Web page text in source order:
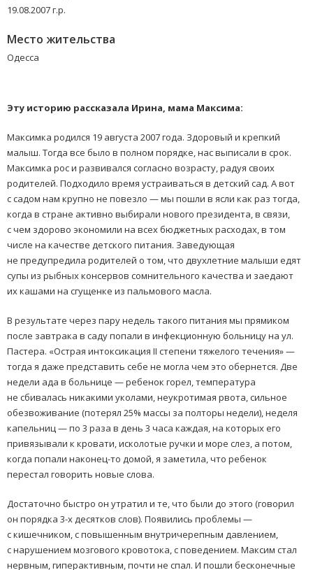
19.08.2007 г.р.
Место жительства
Одесса
Эту историю рассказала Ирина, мама Максима:
Максимка родился 19 августа 2007 года. Здоровый и крепкий
малыш. Тогда все было в полном порядке, нас выписали в срок.
Максимка рос и развивался согласно возрасту, радуя своих
родителей. Подходило время устраиваться в детский сад. А вот
с садом нам крупно не повезло — мы пошли в ясли как раз тогда,
когда в стране активно выбирали нового президента, в связи,
с чем здорово экономили на всех бюджетных расходах, в том
числе на качестве детского питания. Заведующая
не предупредила родителей о том, что двухлетние малыши едят
супы из рыбных консервов сомнительного качества и заедают
их кашами на сгущенке из пальмового масла.
В результате через пару недель такого питания мы прямиком
после завтрака в саду попали в инфекционную больницу на ул.
Пастера. «Острая интоксикация II степени тяжелого течения» —
тогда я даже представить себе не могла чем это обернется. Две
недели ада в больнице — ребенок горел, температура
не сбивалась никакими уколами, неукротимая рвота, сильное
обезвоживание (потерял 25% массы за полторы недели), неделя
капельниц — по 3 раза в день 3 часа каждая, на которых его
привязывали к кровати, исколотые ручки и море слез, а потом,
когда попали наконец-то домой, я заметила, что ребенок
перестал говорить новые слова.
Достаточно быстро он утратил и те, что были до этого (говорил
он порядка 3-х десятков слов). Появились проблемы —
с кишечником, с повышенным внутричерепным давлением,
с нарушением мозгового кровотока, с поведением. Максим стал
нервным, гиперактивным, почти не спал. И пошли бесконечные